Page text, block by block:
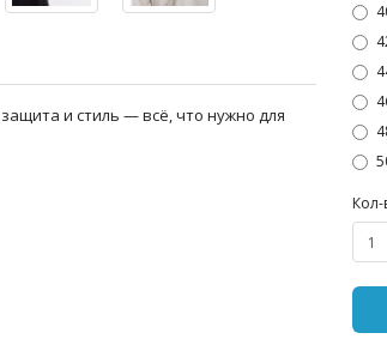
и стиль — всё, что нужно для
Кол-